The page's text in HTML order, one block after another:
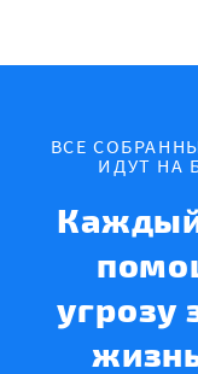
ВСЕ
ИДУТ НА
угрозу